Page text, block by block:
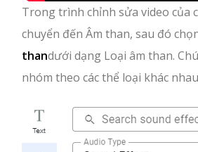
Trong trình chỉnh sửa video của
chuyển đến Âm than, sau đó
thandưới dạng Loại âm than.
nhóm theo các thể loại khác